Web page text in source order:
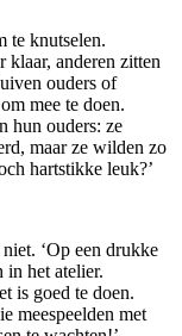
te knutselen.
klaar, anderen zitten
ouders of
mee te doen.
hun ouders: ze
maar ze wilden zo
hartstikke leuk?’
‘Op een drukke
in het atelier.
is goed te doen.
meespeelden met